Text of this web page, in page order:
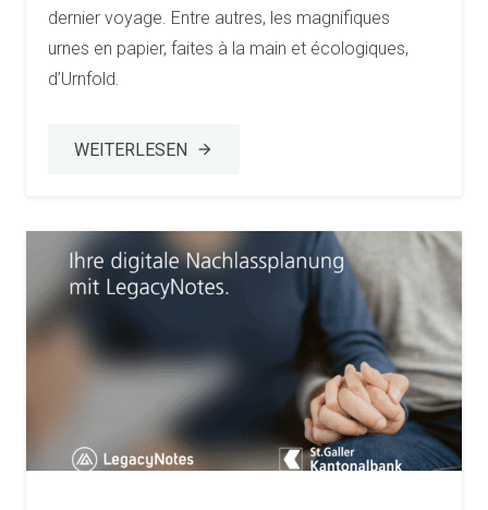
dernier voyage. Entre autres, les magnifiques
urnes en papier, faites à la main et écologiques,
d’Urnfold.
WEITERLESEN arrow_forward